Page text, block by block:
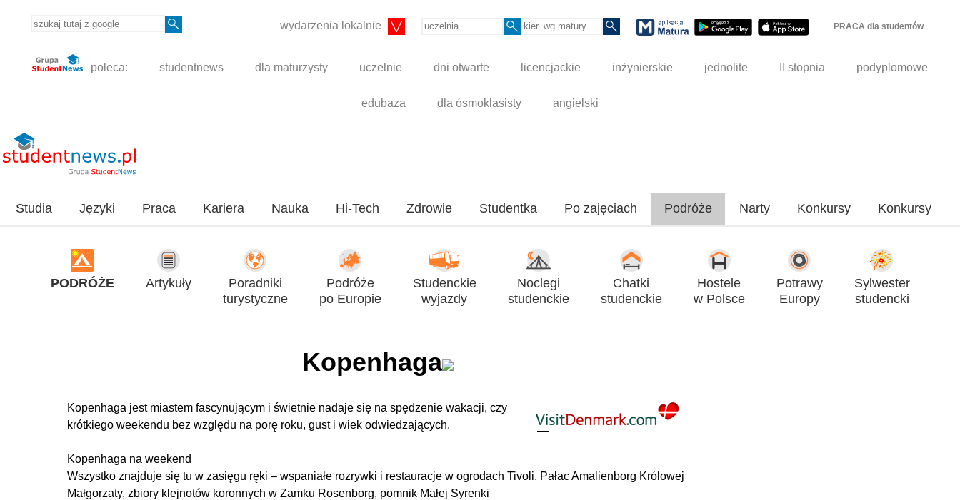
wydarzenia lokalnie PRACA dla studentów
poleca: studentnews dla maturzysty uczelnie dni otwarte licencjackie inżynierskie jednolite II stopnia podyplomowe
edubaza dla ósmoklasisty angielski
Studia Języki Praca Kariera Nauka Hi-Tech Zdrowie Studentka Po zajęciach Podróże Narty Konkursy Konkursy
PODRÓŻE Artykuły
Poradniki
turystyczne
Podróże
po Europie
Studenckie
wyjazdy
Noclegi
studenckie
Chatki
studenckie
Hostele
w Polsce
Potrawy
Europy
Sylwester
studencki
Kopenhaga
Kopenhaga jest miastem fascynującym i świetnie nadaje się na spędzenie wakacji, czy
krótkiego weekendu bez względu na porę roku, gust i wiek odwiedzających.
Kopenhaga na weekend
Wszystko znajduje się tu w zasięgu ręki – wspaniałe rozrywki i restauracje w ogrodach Tivoli, Pałac Amalienborg Królowej
Małgorzaty, zbiory klejnotów koronnych w Zamku Rosenborg, pomnik Małej Syrenki